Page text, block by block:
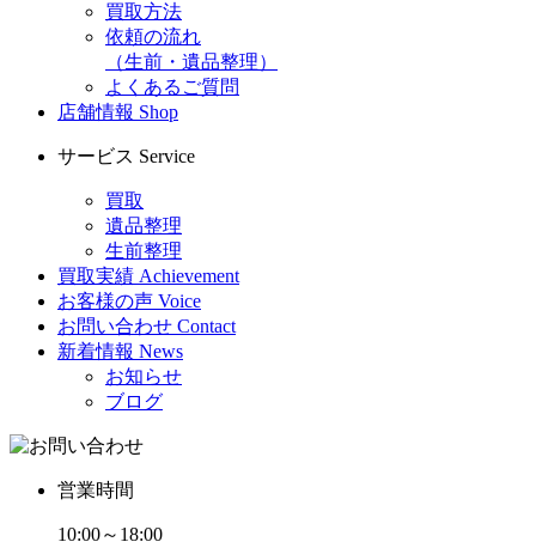
買取方法
依頼の流れ
（生前・遺品整理）
よくあるご質問
店舗情報 Shop
サービス Service
買取
遺品整理
生前整理
買取実績 Achievement
お客様の声 Voice
お問い合わせ Contact
新着情報 News
お知らせ
ブログ
営業時間
10:00～18:00